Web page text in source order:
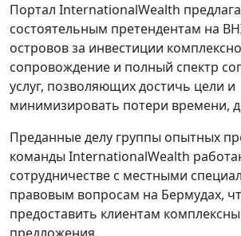
Портал InternationalWealth
состоятельным претендентам на
островов за инвестиции
сопровождение и полный спектр
услуг, позволяющих достичь цели и
минимизировать потери времени,
Преданные делу группы опытных
команды InternationalWealth
сотрудничестве с местными
правовым вопросам на Бермудах,
предоставить клиентам